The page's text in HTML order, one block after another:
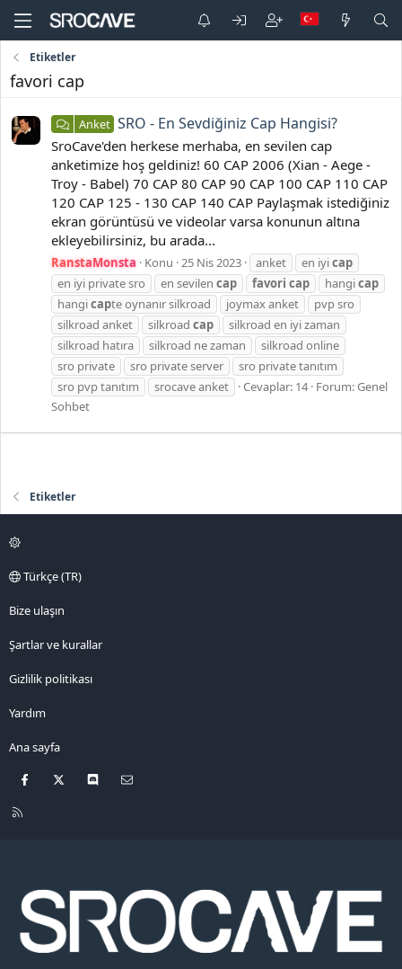
Etiketler
favori cap
Anket SRO - En Sevdiğiniz Cap Hangisi?
SroCave'den herkese merhaba, en sevilen cap
anketimize hoş geldiniz! 60 CAP 2006 (Xian - Aege -
Troy - Babel) 70 CAP 80 CAP 90 CAP 100 CAP 110 CAP
120 CAP 125 - 130 CAP 140 CAP Paylaşmak istediğiniz
ekran görüntüsü ve videolar varsa konunun altına
ekleyebilirsiniz, bu arada...
RanstaMonsta Konu 25 Nis 2023 anket en iyicap
en iyi private sro
en sevilen cap favori cap hangicap
hangicapte oynanır silkroad joymax anket
pvp sro
silkroad anket
silkroad cap
silkroad en iyi zaman
silkroad hatıra
silkroad ne zaman
silkroad online
sro private
sro private server
sro private tanıtım
sro pvp tanıtım
srocave anket Cevaplar: 14 Forum:Genel
Sohbet
Etiketler
Türkçe (TR)
Bize ulaşın
Şartlar ve kurallar
Gizlilik politikası
Yardım
Ana sayfa
Facebook Discord
R